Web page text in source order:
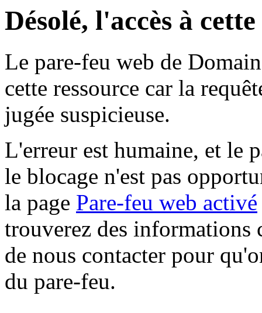
Désolé, l'accès à
Le pare-feu web de
cette ressource car la
jugée suspicieuse.
L'erreur est humaine, et le
le blocage n'est pas
la page Pare-feu web activé
trouverez des informations
de nous contacter pour
du pare-feu.